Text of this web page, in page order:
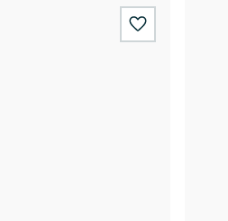
wishlist.add